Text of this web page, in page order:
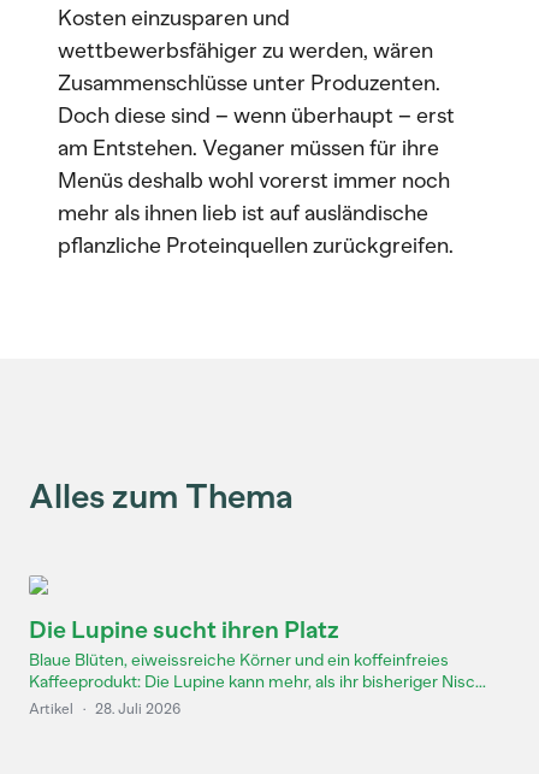
Kosten einzusparen und
wettbewerbsfähiger zu werden, wären
Zusammenschlüsse unter Produzenten.
Doch diese sind – wenn überhaupt – erst
am Entstehen. Veganer müssen für ihre
Menüs deshalb wohl vorerst immer noch
mehr als ihnen lieb ist auf ausländische
pflanzliche Proteinquellen zurückgreifen.
Alles zum Thema
Die Lupine sucht ihren Platz
Blaue Blüten, eiweissreiche Körner und ein koffeinfreies
Kaffeeprodukt: Die Lupine kann mehr, als ihr bisheriger Nisc...
Artikel · 28. Juli 2026